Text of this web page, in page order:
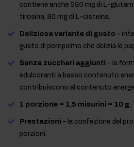
contiene anche 550 mg di L-
tirosina, 80 mg di L-cisteina.
Deliziosa variante di gusto -
gusto di pompelmo che delizia le
Senza zuccheri aggiunti - la
edulcoranti a basso contenuto
contribuiscono al contenuto
1 porzione = 1,5 misurini = 10 g.
Prestazioni - la confezione del
porzioni.